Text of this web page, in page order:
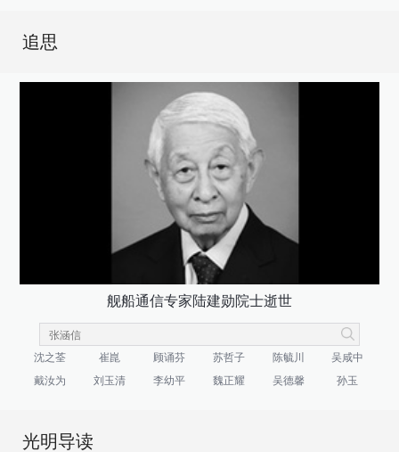
追思
舰船通信专家陆建勋院士逝世
沈之荃 崔崑 顾诵芬 苏哲子 陈毓川
吴咸中
戴汝为
刘玉清 李幼平 魏正耀 吴德馨 孙玉
光明导读